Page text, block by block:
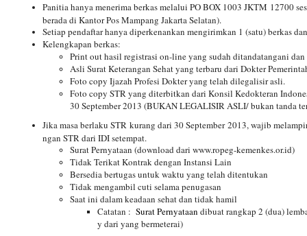
Panitia hanya menerima berkas melalui PO BOX 1003 JKTM 12700
berada di Kantor Pos Mampang Jakarta Selatan).
Setiap pendaftar hanya diperkenankan mengirimkan 1 (satu) berkas
Kelengkapan berkas:
Print out hasil registrasi on-line yang sudah ditandatangani
Asli Surat Keterangan Sehat yang terbaru dari Dokter
Foto copy Ijazah Profesi Dokter yang telah dilegalisir asli.
Foto copy STR yang diterbitkan dari Konsil Kedokteran
30 September 2013 (BUKAN LEGALISIR ASLI/ bukan tanda
Jika masa berlaku STR kurang dari 30 September 2013, wajib
ngan STR dari IDI setempat.
Surat Pernyataan (downloaddari www.ropeg-kemenkes.or.id)
Tidak Terikat Kontrak dengan Instansi Lain
Bersedia bertugas untuk waktu yang telah ditentukan
Tidak mengambil cuti selama penugasan
Saat ini dalam keadaan sehat dan tidak hamil
Catatan : Surat Pernyataan dibuat rangkap 2 (dua)
y dari yang bermeterai)